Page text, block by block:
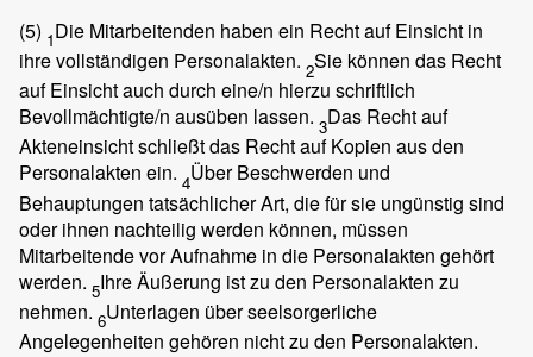
(5) 1Die Mitarbeitenden haben ein Recht auf Einsicht in
ihre vollständigen Personalakten. 2Sie können das Recht
auf Einsicht auch durch eine/n hierzu schriftlich
Bevollmächtigte/n ausüben lassen. 3Das Recht auf
Akteneinsicht schließt das Recht auf Kopien aus den
Personalakten ein. 4Über Beschwerden und
Behauptungen tatsächlicher Art, die für sie ungünstig sind
oder ihnen nachteilig werden können, müssen
Mitarbeitende vor Aufnahme in die Personalakten gehört
werden. 5Ihre Äußerung ist zu den Personalakten zu
nehmen. 6Unterlagen über seelsorgerliche
Angelegenheiten gehören nicht zu den Personalakten.